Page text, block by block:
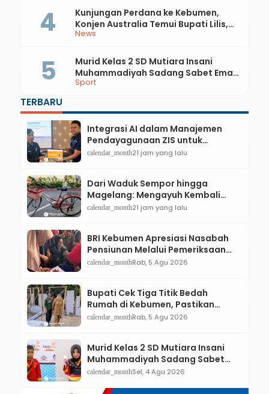
News
Kunjungan Perdana ke Kebumen,
Konjen Australia Temui Bupati Lilis,
Ini yang Dibahas
Sport
Murid Kelas 2 SD Mutiara Insani
Muhammadiyah Sadang Sabet Emas
dan Perak di Kejurda Tapak Suci
TERBARU
Integrasi AI dalam Manajemen
Pendayagunaan ZIS untuk
Mendukung Realisasi IKAL
calendar_month21 jam yang lalu
Dari Waduk Sempor hingga
Magelang: Mengayuh Kembali
Sisa-Sisa Racun Masa Remaja
calendar_month21 jam yang lalu
BRI Kebumen Apresiasi Nasabah
Pensiunan Melalui Pemeriksaan
Kesehatan Gratis Hingga
calendar_monthRab, 5 Agu 2026
Bupati Cek Tiga Titik Bedah
Rumah di Kebumen, Pastikan
Hunian Layak bagi Warga
calendar_monthRab, 5 Agu 2026
Murid Kelas 2 SD Mutiara Insani
Muhammadiyah Sadang Sabet
Emas dan Perak di Kejurda Tapak
calendar_monthSel, 4 Agu 2026